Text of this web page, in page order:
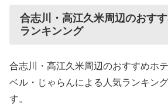
合志川・高江久米周辺のおす
ランキンング
合志川・高江久米周辺のおすすめホ
ベル・じゃらんによる人気ランキン
す。